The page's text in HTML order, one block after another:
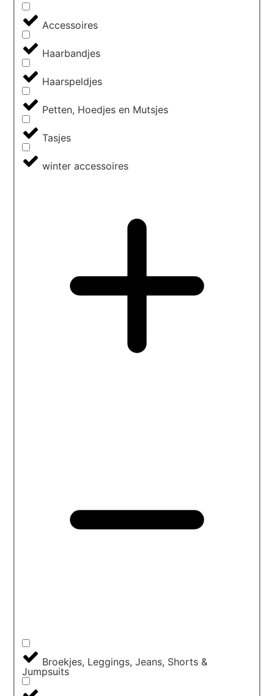
Accessoires
Haarbandjes
Haarspeldjes
Petten, Hoedjes en Mutsjes
Tasjes
winter accessoires
Broekjes, Leggings, Jeans, Shorts &
Jumpsuits